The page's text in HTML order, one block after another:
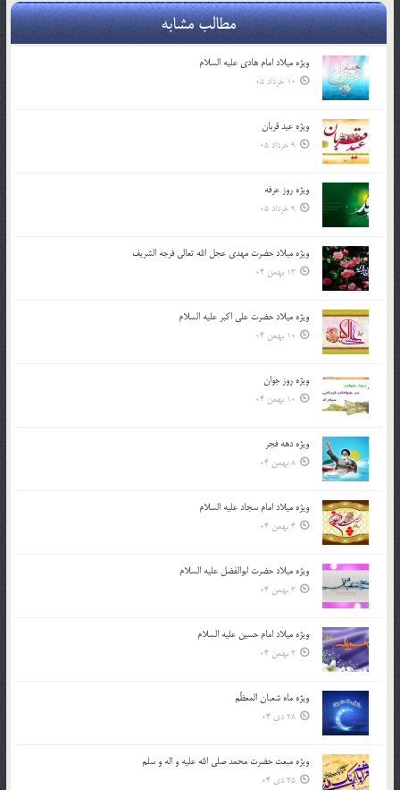
مطالب مشابه
ویژه میلاد امام هادی علیه السلام
10 خرداد 05
ویژه عید قربان
9 خرداد 05
ویژه روز عرفه
9 خرداد 05
ویژه میلاد حضرت مهدی عجل الله تعالی فرجه الشريف
13 بهمن 04
ویژه میلاد حضرت علی اکبر علیه السلام
10 بهمن 04
ویژه روز جوان
10 بهمن 04
ویژه دهه فجر
8 بهمن 04
ویژه میلاد امام سجاد علیه السلام
4 بهمن 04
ویژه میلاد حضرت ابوالفضل علیه السلام
3 بهمن 04
ویژه میلاد امام حسین علیه السلام
2 بهمن 04
ویژه ماه شعبان المعظّم
28 دی 04
ویژه مبعث حضرت محمد صلی الله علیه و اله و سلم
25 دی 04